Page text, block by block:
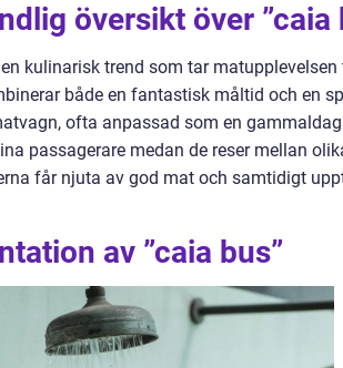
översikt över ”caia
kulinarisk trend som tar
både en fantastisk måltid och en
ofta anpassad som en
passagerare medan de reser mellan
får njuta av god mat och samtidigt
av ”caia bus”